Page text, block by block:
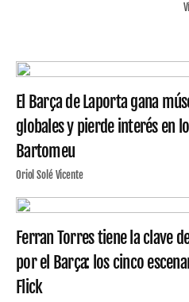
El Barça de Laporta gana
globales y pierde interés en
Bartomeu
Oriol Solé Vicente
Ferran Torres tiene la clave
por el Barça: los cinco
Flick